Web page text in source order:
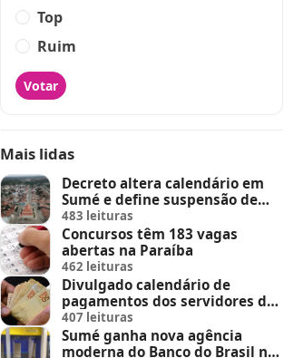
Top
Ruim
Votar
Mais lidas
Decreto altera calendário em
Sumé e define suspensão de
feira de animais e feriados
483 leituras
Concursos têm 183 vagas
abertas na Paraíba
462 leituras
Divulgado calendário de
pagamentos dos servidores do
Estado
407 leituras
Sumé ganha nova agência
moderna do Banco do Brasil no